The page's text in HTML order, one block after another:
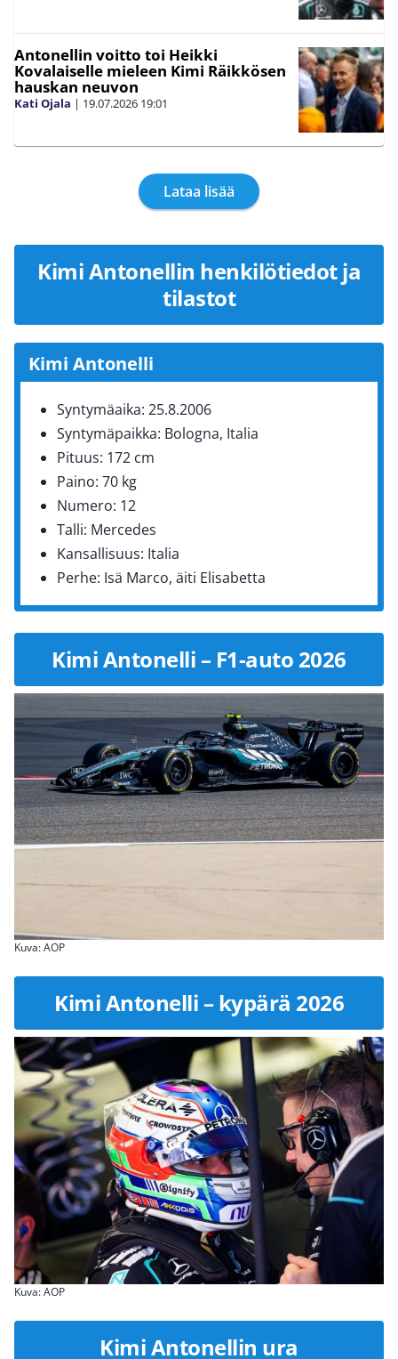
Antonellin voitto toi Heikki
Kovalaiselle mieleen Kimi Räikkösen
hauskan neuvon
Kati Ojala | 19.07.2026 19:01
Lataa lisää
Kimi Antonellin henkilötiedot ja
tilastot
Kimi Antonelli
Syntymäaika: 25.8.2006
Syntymäpaikka: Bologna, Italia
Pituus: 172 cm
Paino: 70 kg
Numero: 12
Talli: Mercedes
Kansallisuus: Italia
Perhe: Isä Marco, äiti Elisabetta
Kimi Antonelli – F1-auto 2026
Kuva: AOP
Kimi Antonelli – kypärä 2026
Kuva: AOP
Kimi Antonellin ura